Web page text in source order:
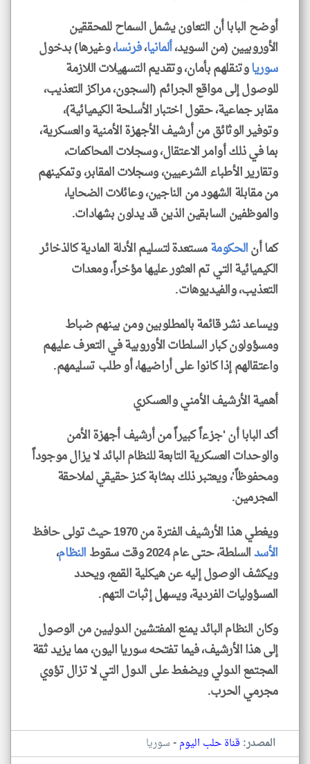
أوضح البابا أن التعاون يشمل السماح للمحققين
الأوروبيين (من السويد،ألمانيا،فرنسا، وغيرها) بدخول
سورياوتنقلهم بأمان، وتقديم التسهيلات اللازمة
للوصول إلى مواقع الجرائم (السجون، مراكز التعذيب،
مقابر جماعية، حقول اختبار الأسلحة الكيميائية)،
وتوفير الوثائق من أرشيف الأجهزة الأمنية والعسكرية،
بما في ذلك أوامر الاعتقال، وسجلات المحاكمات،
وتقارير الأطباء الشرعيين، وسجلات المقابر، وتمكينهم
من مقابلة الشهود من الناجين، وعائلات الضحايا،
والموظفين السابقين الذين قد يدلون بشهادات.
كما أنالحكومةمستعدة لتسليم الأدلة المادية كالذخائر
الكيميائية التي تم العثور عليها مؤخراً، ومعدات
التعذيب، والفيديوهات.
ويساعد نشر قائمة بالمطلوبين ومن بينهم ضباط
ومسؤولون كبار السلطات الأوروبية في التعرف عليهم
واعتقالهم إذا كانوا على أراضيها، أو طلب تسليمهم.
أهمية الأرشيف الأمني والعسكري
أكد البابا أن 'جزءاً كبيراً من أرشيف أجهزة الأمن
والوحدات العسكرية التابعة للنظام البائد لا يزال موجوداً
ومحفوظاً'، ويعتبر ذلك بمثابة كنز حقيقي لملاحقة
المجرمين.
ويغطي هذا الأرشيف الفترة من 1970 حيث تولى حافظ
الأسدالسلطة، حتى عام 2024 وقت سقوط النظام،
ويكشف الوصول إليه عن هيكلية القمع، ويحدد
المسؤوليات الفردية، ويسهل إثبات التهم.
وكان النظام البائد يمنع المفتشين الدوليين من الوصول
إلى هذا الأرشيف، فيما تفتحه سوريا اليون، مما يزيد ثقة
المجتمع الدولي ويضغط على الدول التي لا تزال تؤوي
مجرمي الحرب.
المصدر: قناة حلب اليوم-سوريا